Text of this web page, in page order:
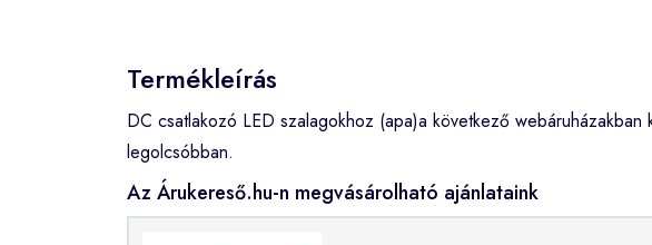
Termékleírás
DC csatlakozó LED szalagokhoz (apa)a következő
legolcsóbban.
Az Árukereső.hu-n megvásárolható ajánlataink